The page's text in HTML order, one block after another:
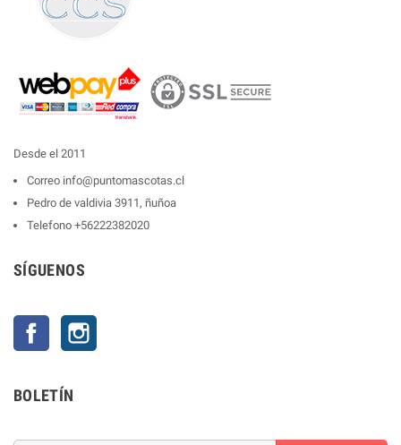
Desde el 2011
Correo info@puntomascotas.cl
Pedro de valdivia 3911, ñuñoa
Telefono +56222382020
SÍGUENOS
Facebook
BOLETÍN